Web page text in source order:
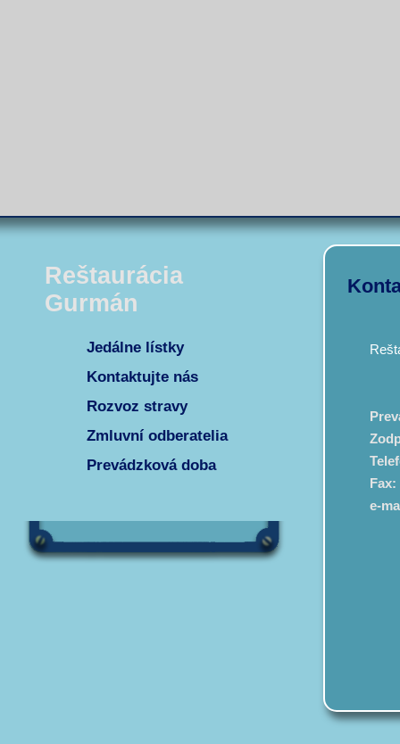
Reštaurácia
Gurmán
Jedálne lístky
Kontaktujte nás
Rozvoz stravy
Zmluvní odberatelia
Prevádzková doba
Fax:
e-